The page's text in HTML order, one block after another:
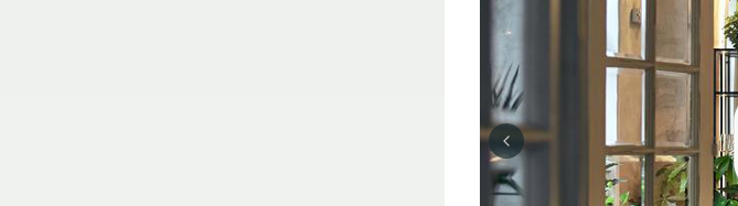
Previous slide